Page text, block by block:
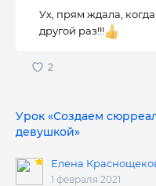
Ух, прям ждала,
другой раз!!!
Урок «Создаем
девушкой»
Елена
1 февраля 2021